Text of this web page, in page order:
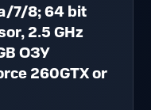
7/8; 64 bit
2.5 GHz
ОЗУ
260GTX or